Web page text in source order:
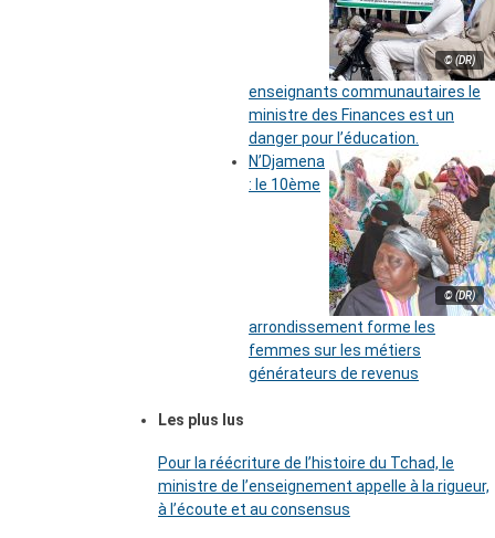
© (DR)
enseignants communautaires le
ministre des Finances est un
danger pour l’éducation.
© (DR)
N’Djamena
: le 10ème
arrondissement forme les
femmes sur les métiers
générateurs de revenus
Les plus lus
Pour la réécriture de l’histoire du Tchad, le
ministre de l’enseignement appelle à la rigueur,
à l’écoute et au consensus